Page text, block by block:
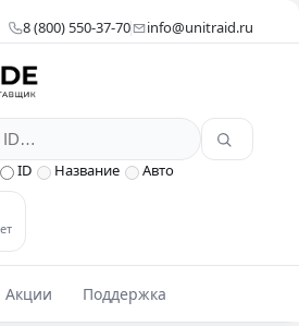
8 (800) 550-37-70 info@unitraid.ru
ID Название Авто
Акции Поддержка